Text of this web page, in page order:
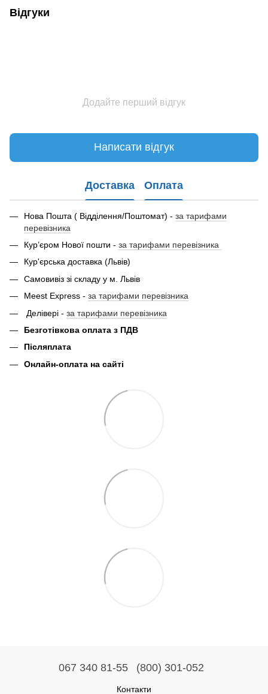
Відгуки
Додайте перший відгук
Написати відгук
Доставка Оплата
Нова Пошта ( Відділення/Поштомат) - за тарифами
перевізника
Кур’єром Нової пошти - за тарифами перевізника
Кур'єрська доставка (Львів)
Самовивіз зі складу у м. Львів
Meest Express - за тарифами перевізника
Делівері - за тарифами перевізника
Безготівкова оплата з ПДВ
Післяплата
Онлайн-оплата на сайті
067 340 81-55 (800) 301-052
Контакти